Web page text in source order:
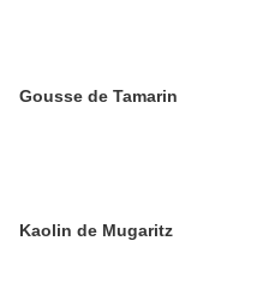
Gousse de Tamarin
Kaolin de Mugaritz